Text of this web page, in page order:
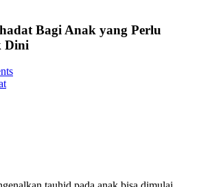
Bagi Anak yang Perlu
Dini